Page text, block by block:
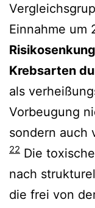
Einnahme um
Krebsarten
als
Vorbeugung
sondern auch
22 Die
nach
die frei von